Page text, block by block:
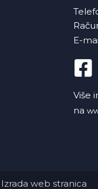
E-
Više
na
Izrada web stranica